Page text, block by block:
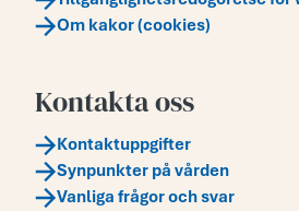
Om kakor (cookies)
Kontakta oss
Kontaktuppgifter
Synpunkter på vården
Vanliga frågor och svar